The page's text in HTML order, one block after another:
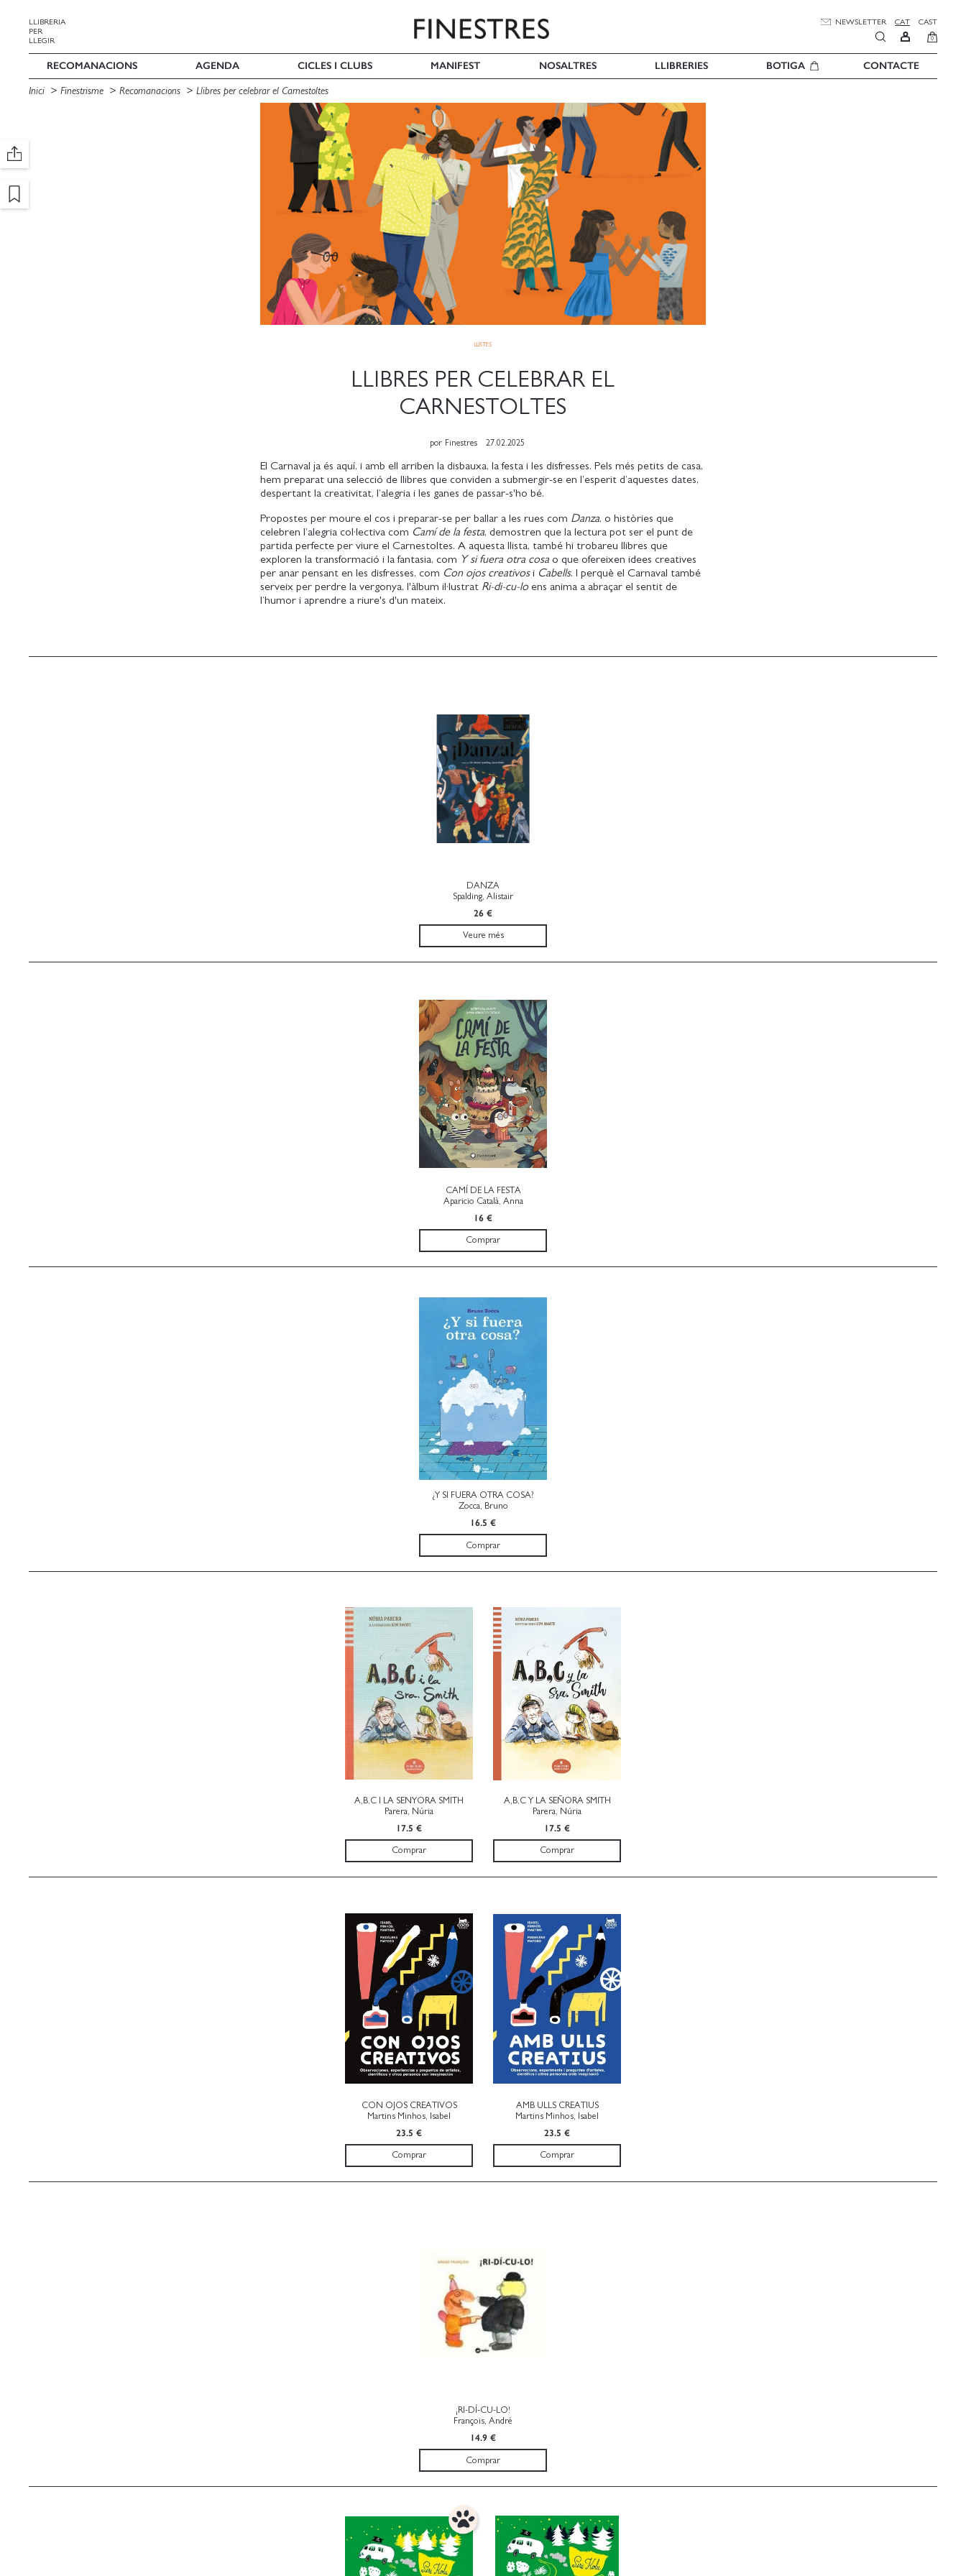
LLIBRERIA
PER
LLEGIR
NEWSLETTER CAT CAST
0
RECOMANACIONS AGENDA CICLES I CLUBS MANIFEST NOSALTRES LLIBRERIES BOTIGA CONTACTE
Inici Finestrisme Recomanacions Llibres per celebrar el Carnestoltes
LLISTES
LLIBRES PER CELEBRAR EL
CARNESTOLTES
por Finestres 27.02.2025
El Carnaval ja és aquí, i amb ell arriben la disbauxa, la festa i les disfresses. Pels més petits de casa,
hem preparat una selecció de llibres que conviden a submergir-se en l’esperit d’aquestes dates,
despertant la creativitat, l’alegria i les ganes de passar-s'ho bé.
Propostes per moure el cos i preparar-se per ballar a les rues com Danza, o històries que
celebren l’alegria col·lectiva com Camí de la festa, demostren que la lectura pot ser el punt de
partida perfecte per viure el Carnestoltes. A aquesta llista, també hi trobareu llibres que
exploren la transformació i la fantasia, com Y si fuera otra cosa o que ofereixen idees creatives
per anar pensant en les disfresses, com Con ojos creativosi Cabells. I perquè el Carnaval també
serveix per perdre la vergonya, l'àlbum il·lustrat Ri-di-cu-loens anima a abraçar el sentit de
l’humor i aprendre a riure's d'un mateix.
DANZA
Spalding, Alistair
26 €
Veure més
CAMÍ DE LA FESTA
Aparicio Català, Anna
16 €
Comprar
¿Y SI FUERA OTRA COSA?
Zocca, Bruno
16.5 €
Comprar
A,B,C I LA SENYORA SMITH
Parera, Núria
17.5 €
Comprar
A,B,C Y LA SEÑORA SMITH
Parera, Núria
17.5 €
Comprar
CON OJOS CREATIVOS
Martins Minhos, Isabel
23.5 €
Comprar
AMB ULLS CREATIUS
Martins Minhos, Isabel
23.5 €
Comprar
¡RI-DÍ-CU-LO!
François, André
14.9 €
Comprar